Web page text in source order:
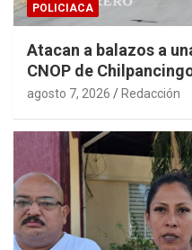
POLICIACA
Atacan a balazos a
CNOP de
agosto 7, 2026 Redacción